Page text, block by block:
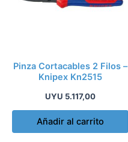
Pinza Cortacables 2 Filos –
Knipex Kn2515
UYU 5.117,00
Añadir al carrito